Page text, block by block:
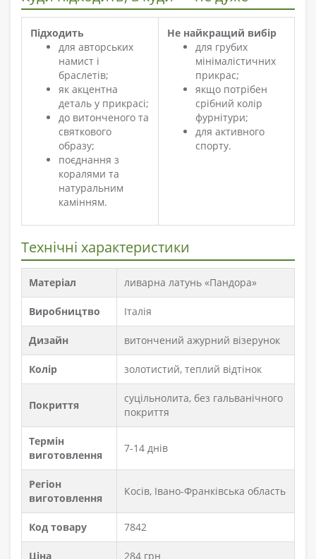
Підходить
для авторських
намист і
браслетів;
як акцентна
деталь у прикрасі;
до витонченого та
святкового
образу;
поєднання з
коралями та
натуральним
камінням.
Не найкращий вибір
для грубих
мінімалістичних
прикрас;
якщо потрібен
срібний колір
фурнітури;
для активного
спорту.
Технічні характеристики
Матеріал ливарна латунь «Пандора»
Виробництво Італія
Дизайн витончений ажурний візерунок
Колір золотистий, теплий відтінок
Покриття
суцільнолита, без гальванічного
покриття
Термін
виготовлення
7-14 днів
Регіон
виготовлення
Косів, Івано-Франківська область
Код товару 7842
Ціна 284 грн